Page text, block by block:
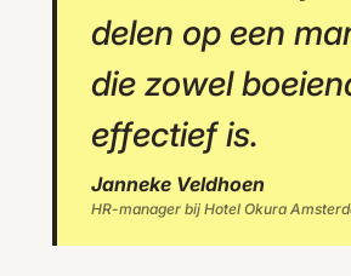
delen op een
die zowel
effectief is.
Janneke Veldhoen
HR-manager bij Hotel Okura